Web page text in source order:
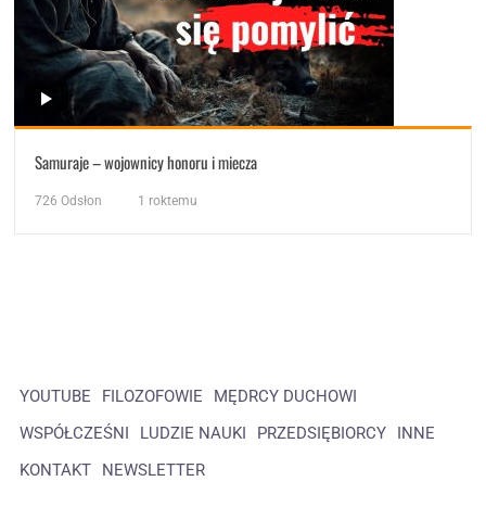
Samuraje – wojownicy honoru i miecza
726 Odsłon 1 roktemu
YOUTUBE FILOZOFOWIE
MĘDRCY DUCHOWI
WSPÓŁCZEŚNI
LUDZIE NAUKI PRZEDSIĘBIORCY
INNE
KONTAKT
NEWSLETTER